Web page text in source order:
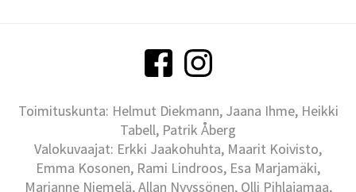
Toimituskunta: Helmut Diekmann, Jaana Ihme, Heikki
Tabell, Patrik Åberg
Valokuvaajat: Erkki Jaakohuhta, Maarit Koivisto,
Emma Kosonen, Rami Lindroos, Esa Marjamäki,
Marianne Niemelä, Allan Nyyssönen, Olli Pihlajamaa,